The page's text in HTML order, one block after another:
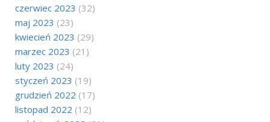
czerwiec 2023 (32)
maj 2023 (23)
kwiecień 2023 (29)
marzec 2023 (21)
luty 2023 (24)
styczeń 2023 (19)
grudzień 2022 (17)
listopad 2022 (12)